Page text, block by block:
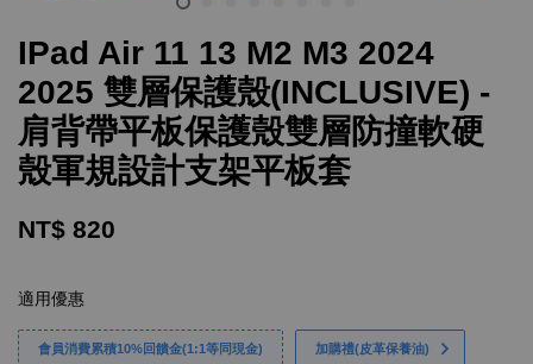
IPad Air 11 13 M2 M3 2024
2025 雙層保護殼(INCLUSIVE) -
肩背帶平板保護殼雙層防撞軟硬
殼軍規設計支架平板套
NT$ 820
適用優惠
會員消費累積10%回饋金(1:1等同現金) 加購禮(皮革保養油)